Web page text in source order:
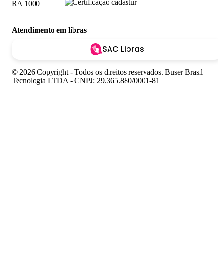
Atendimento em libras
SAC Libras
© 2026 Copyright - Todos os direitos reservados. Buser Brasil
Tecnologia LTDA - CNPJ: 29.365.880/0001-81